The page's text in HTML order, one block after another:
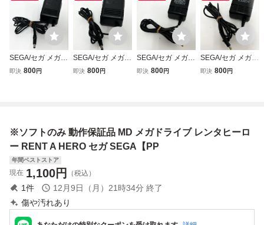
SEGA/セガ メガド
ライブ・ゲームギ
力確認済み A
即決 800円
SEGA/セガ メガド
ライブ・ゲームギ
確認済み F
即決 800円
SEGA/セガ メガド
ライブ2 純正品AC
即決 800円
SEGA/セガ メガド
ライブ2 純正品AC
即決 800円
※ソフトのみ 動作保証品 MD メガドライブ レンタヒーロ
ー RENT A HERO セガ SEGA【PP
年間ベストストア
現在 1,100円 （税込）
1件 12月9日（月）21時34分 終了
傷や汚れあり